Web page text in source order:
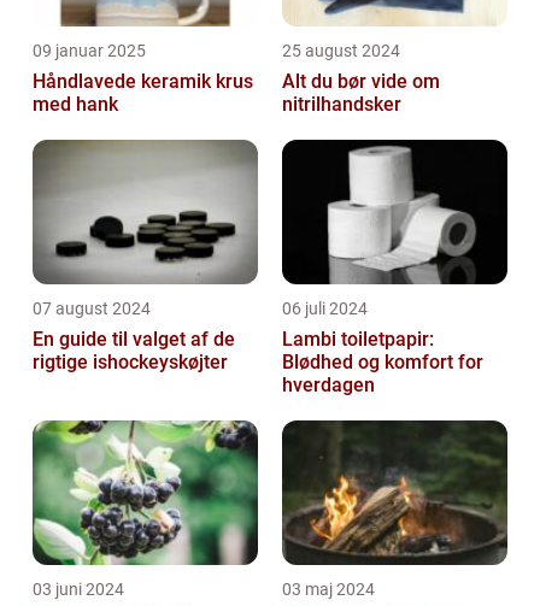
09 januar 2025
Håndlavede keramik krus
med hank
25 august 2024
Alt du bør vide om
nitrilhandsker
07 august 2024
En guide til valget af de
rigtige ishockeyskøjter
06 juli 2024
Lambi toiletpapir:
Blødhed og komfort for
hverdagen
03 juni 2024 03 maj 2024